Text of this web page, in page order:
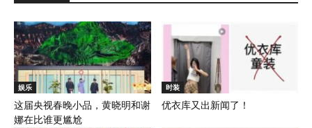
娱乐
这届央视春晚小品，黄晓明和谢
娜在比谁更尴尬
时装
优衣库又出新闻了！